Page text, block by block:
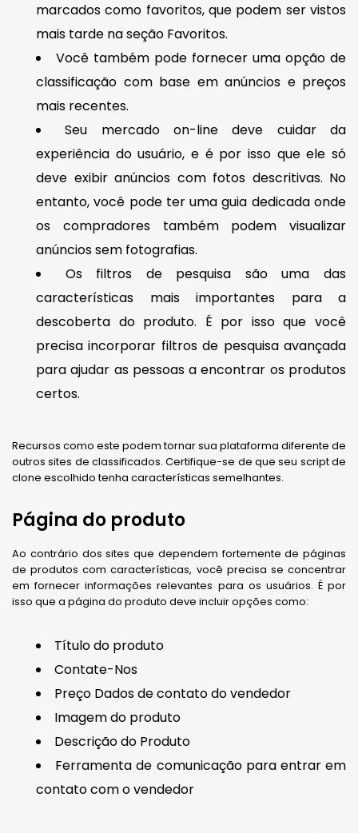
marcados como favoritos, que podem ser vistos
mais tarde na seção Favoritos.
Você também pode fornecer uma opção de
classificação com base em anúncios e preços
mais recentes.
Seu mercado on-line deve cuidar da
experiência do usuário, e é por isso que ele só
deve exibir anúncios com fotos descritivas. No
entanto, você pode ter uma guia dedicada onde
os compradores também podem visualizar
anúncios sem fotografias.
Os filtros de pesquisa são uma das
características mais importantes para a
descoberta do produto. É por isso que você
precisa incorporar filtros de pesquisa avançada
para ajudar as pessoas a encontrar os produtos
certos.
Recursos como este podem tornar sua plataforma diferente de
outros sites de classificados. Certifique-se de que seu script de
clone escolhido tenha características semelhantes.
Página do produto
Ao contrário dos sites que dependem fortemente de páginas
de produtos com características, você precisa se concentrar
em fornecer informações relevantes para os usuários. É por
isso que a página do produto deve incluir opções como:
Título do produto
Contate-Nos
Preço Dados de contato do vendedor
Imagem do produto
Descrição do Produto
Ferramenta de comunicação para entrar em
contato com o vendedor